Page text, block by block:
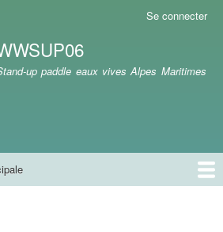
contenu
principal
Se connecter
up paddle eaux vives Alpes Maritimes